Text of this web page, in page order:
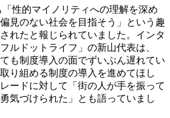
「性的マイノリティへの理解を深め
見のない社会を目指そう」という趣
れたと報じられていました。インタ
ルドットライフ」の新山代表は、
も制度導入の面でずいぶん遅れてい
り組める制度の導入を進めてほし
ードに対して「街の人が手を振って
気づけられた」とも語っていまし